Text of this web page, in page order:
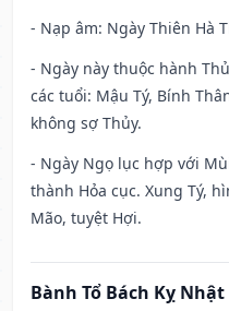
- Nạp âm: Ngày Thiên Hà
- Ngày này thuộc hành
các tuổi: Mậu Tý, Bính
không sợ Thủy.
- Ngày Ngọ lục hợp với
thành Hỏa cục. Xung Tý,
Mão, tuyệt Hợi.
Bành Tổ Bách Kỵ Nhật